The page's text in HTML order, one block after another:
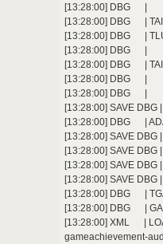
[13:28:00] DBG |
[13:28:00] DBG |
[13:28:00] DBG |
[13:28:00] DBG | :
[13:28:00] DBG |
[13:28:00] DBG | :
[13:28:00] DBG |
[13:28:00] SAVE
[13:28:00] DBG |
[13:28:00] SAVE DBG
[13:28:00] SAVE
[13:28:00] SAVE
[13:28:00] SAVE
[13:28:00] DBG |
[13:28:00] DBG |
[13:28:00] XML |
gameachievement-